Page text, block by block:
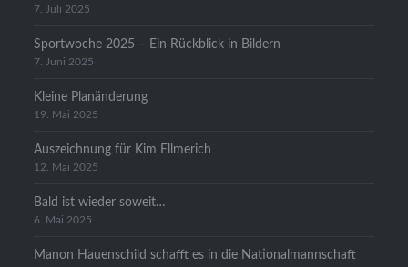
7. Juli 2025
Sportwoche 2025 – Ein Rückblick in Bildern
7. Juni 2025
Kleine Planänderung
19. Mai 2025
Auszeichnung für Kim Ellmerich
12. Mai 2025
Bald ist wieder soweit…
6. Mai 2025
Manon Hauenschild schafft es in die Nationalmannschaft